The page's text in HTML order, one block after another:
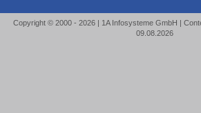
Copyright © 2000 - 2026 | 1A Infosysteme GmbH |
09.08.2026